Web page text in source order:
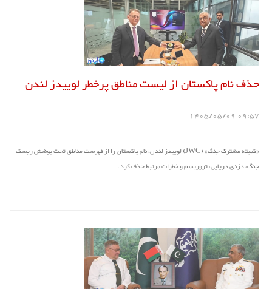
حذف نام پاکستان از لیست مناطق پرخطر لوییدز لندن
09:57 1405/05/09
«کمیته مشترک جنگ» (JWC) لوییدز لندن، نام پاکستان را از فهرست مناطق تحت پوشش ریسک
جنگ، دزدی دریایی، تروریسم و خطرات مرتبط حذف کرد .